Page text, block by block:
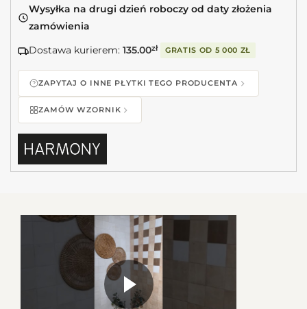
Wysyłka na drugi dzień roboczy od daty złożenia
zamówienia
Dostawa kurierem: 135.00zł GRATIS OD 5 000 ZŁ
ZAPYTAJ O INNE PŁYTKI TEGO PRODUCENTA
ZAMÓW WZORNIK